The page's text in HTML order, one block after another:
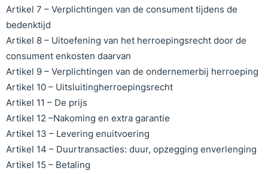
Artikel 7 – Verplichtingen van de consument tijdens de
bedenktijd
Artikel 8 – Uitoefening van het herroepingsrecht door de
consument enkosten daarvan
Artikel 9 – Verplichtingen van de ondernemerbij herroeping
Artikel 10 – Uitsluitingherroepingsrecht
Artikel 11 – De prijs
Artikel 12 –Nakoming en extra garantie
Artikel 13 – Levering enuitvoering
Artikel 14 – Duurtransacties: duur, opzegging enverlenging
Artikel 15 – Betaling